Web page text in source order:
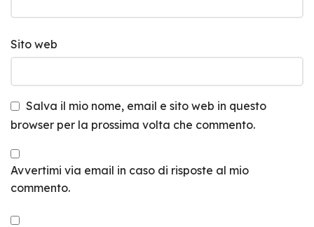
Sito web
Salva il mio nome, email e sito web in questo
browser per la prossima volta che commento.
Avvertimi via email in caso di risposte al mio
commento.